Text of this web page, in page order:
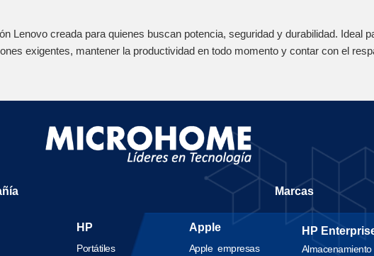
Lenovo creada para quienes buscan potencia, seguridad y durabilidad. Ideal
exigentes, mantener la productividad en todo momento y contar con el
Marcas
HP
Portátiles
Apple
Apple empresas
HP
Almacenamiento